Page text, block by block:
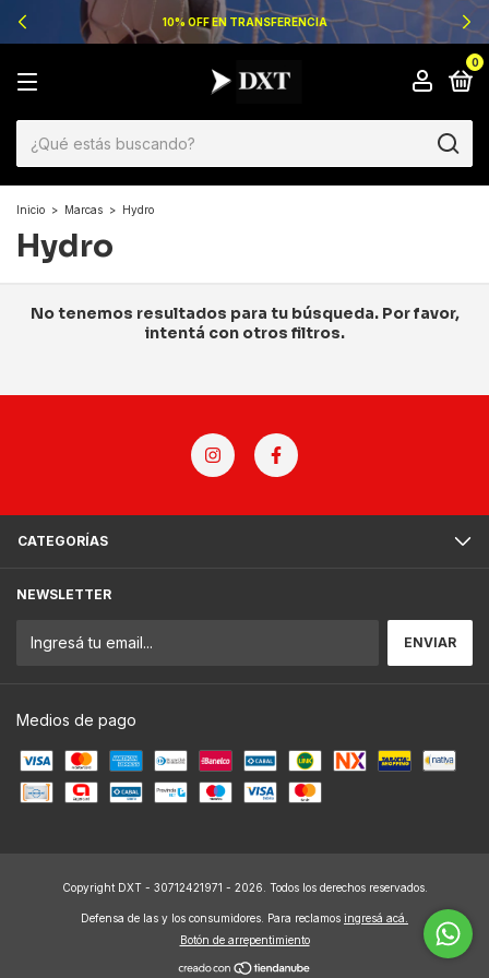
10% OFF EN TRANSFERENCIA
0
Inicio > Marcas > Hydro
Hydro
No tenemos resultados para tu búsqueda. Por favor,
intentá con otros filtros.
CATEGORÍAS
NEWSLETTER
Medios de pago
Copyright DXT - 30712421971 - 2026. Todos los derechos reservados.
Defensa de las y los consumidores. Para reclamos ingresá acá.
Botón de arrepentimiento